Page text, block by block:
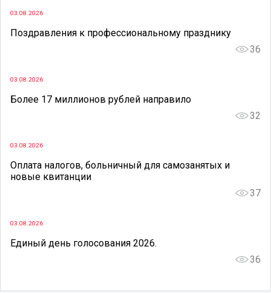
03.08.2026
Поздравления к профессиональному празднику
36
03.08.2026
Более 17 миллионов рублей направило
32
03.08.2026
Оплата налогов, больничный для самозанятых и
новые квитанции
37
03.08.2026
Единый день голосования 2026.
36